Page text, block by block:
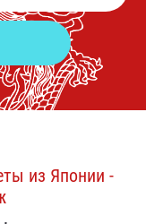
из Японии -